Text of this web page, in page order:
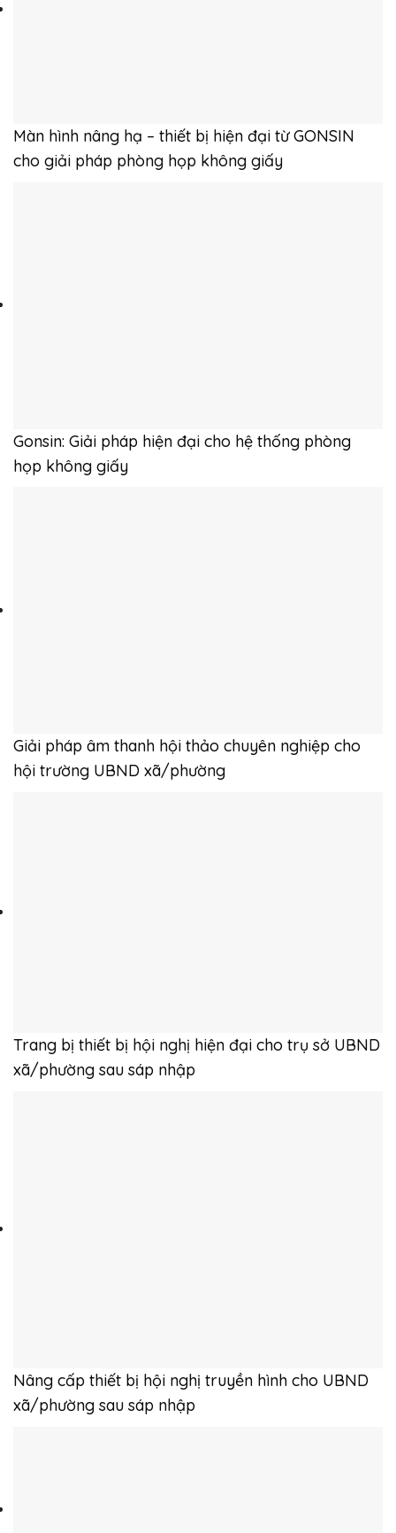
Màn hình nâng hạ – thiết bị hiện đại từ GONSIN
cho giải pháp phòng họp không giấy
Gonsin: Giải pháp hiện đại cho hệ thống phòng
họp không giấy
Giải pháp âm thanh hội thảo chuyên nghiệp cho
hội trường UBND xã/phường
Trang bị thiết bị hội nghị hiện đại cho trụ sở UBND
xã/phường sau sáp nhập
Nâng cấp thiết bị hội nghị truyền hình cho UBND
xã/phường sau sáp nhập